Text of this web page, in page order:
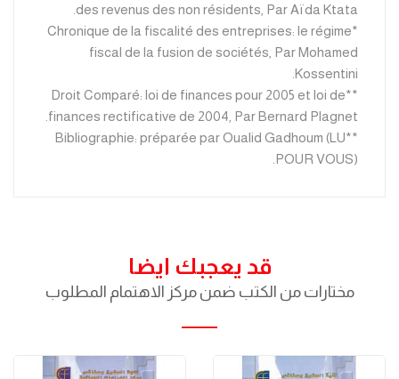
des revenus des non résidents, Par Aïda Ktata.
*Chronique de la fiscalité des entreprises: le régime
fiscal de la fusion de sociétés, Par Mohamed
Kossentini.
**Droit Comparé: loi de finances pour 2005 et loi de
finances rectificative de 2004, Par Bernard Plagnet.
**Bibliographie: préparée par Oualid Gadhoum (LU
POUR VOUS).
قد يعجبك ايضا
مختارات من الكتب ضمن مركز الاهتمام المطلوب